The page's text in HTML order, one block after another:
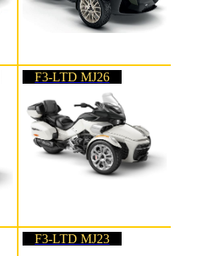
F3-LTD MJ26
F3-LTD MJ23